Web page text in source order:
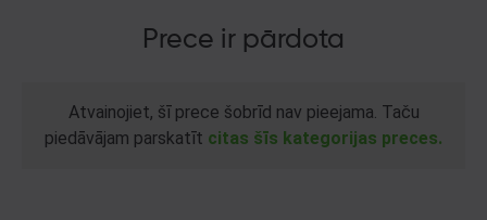
Prece ir pārdota
Atvainojiet, šī prece šobrīd nav pieejama. Taču
piedāvājam parskatīt citas šīs kategorijas preces.